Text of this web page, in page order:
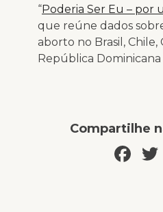
“Poderia Ser Eu – por
que reúne dados
aborto no Brasil,
República
Compartilhe